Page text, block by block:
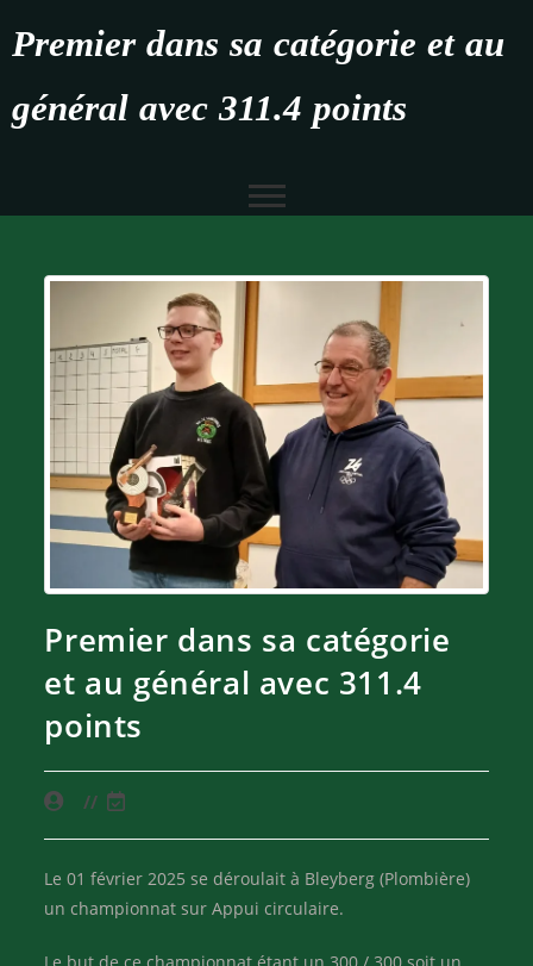
Premier dans sa catégorie et au
général avec 311.4 points
Premier dans sa catégorie
et au général avec 311.4
points
Le 01 février 2025 se déroulait à Bleyberg (Plombière)
un championnat sur Appui circulaire.